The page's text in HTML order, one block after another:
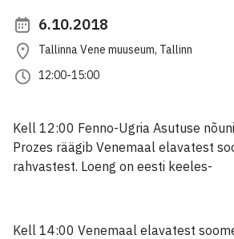
Kell 12:00 Fenno-Ugria Asutuse
Prozes räägib Venemaal elavatest
rahvastest. Loeng on eesti keeles-
Kell 14:00 Venemaal elavatest
6.10.2018
Tallinna Vene muuseum, Tallinn
12:00-15:00